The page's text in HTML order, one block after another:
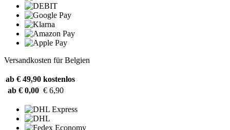
Versandkosten für Belgien
ab € 49,90 kostenlos
ab € 0,00 € 6,90